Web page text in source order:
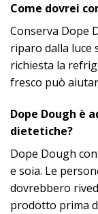
Come dovrei
Conserva Dope
riparo dalla luce
richiesta la
fresco può
Dope Dough è
dietetiche?
Dope Dough
e soia. Le
dovrebbero
prodotto prima